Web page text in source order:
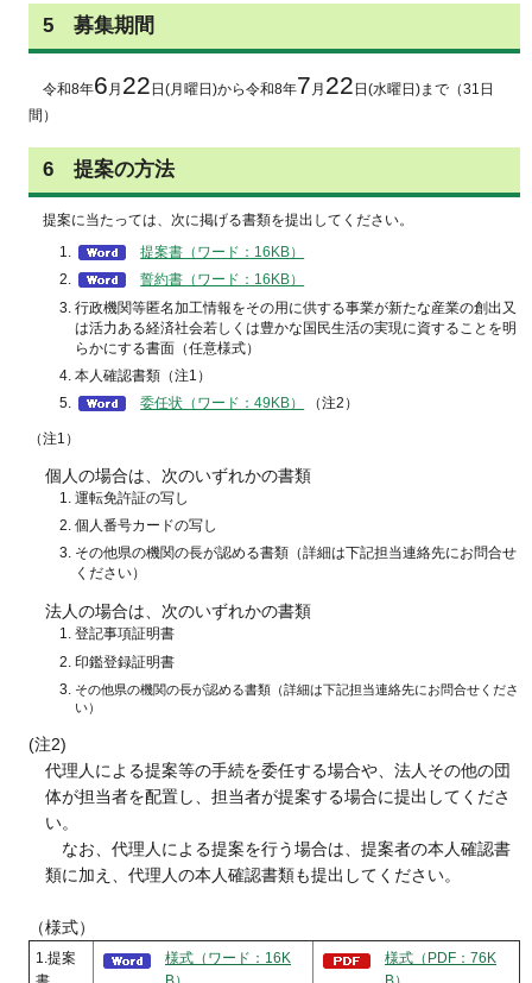
5 募集期間
令和8年6 月 22 日(月曜日)から令和8年7 月 22 日(水曜日)まで（31日
間）
6 提案の方法
提案に当たっては、次に掲げる書類を提出してください。
提案書（ワード：16KB）
誓約書（ワード：16KB）
行政機関等匿名加工情報をその用に供する事業が新たな産業の創出又
は活力ある経済社会若しくは豊かな国民生活の実現に資することを明
らかにする書面（任意様式）
本人確認書類（注1）
委任状（ワード：49KB）
（注2）
（注1）
個人の場合は、次のいずれかの書類
運転免許証の写し
個人番号カードの写し
その他県の機関の長が認める書類（詳細は下記担当連絡先にお問合せ
ください）
法人の場合は、次のいずれかの書類
登記事項証明書
印鑑登録証明書
その他県の機関の長が認める書類（詳細は下記担当連絡先にお問合せくださ
い）
(注2)
代理人による提案等の手続を委任する場合や、法人その他の団
体が担当者を配置し、担当者が提案する場合に提出してくださ
い。
なお 、代理人による提案を行う場合は、提案者の本人確認書
類に加え、代理人の本人確認書類も提出してください。
（様式）
1.提案
様式（ワード：16K
様式（PDF：76K